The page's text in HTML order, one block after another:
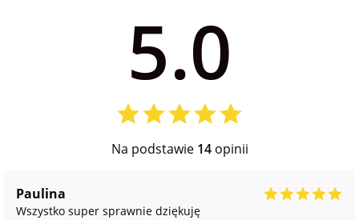
5.0
Na podstawie 14opinii
Paulina
Wszystko super sprawnie dziękuję